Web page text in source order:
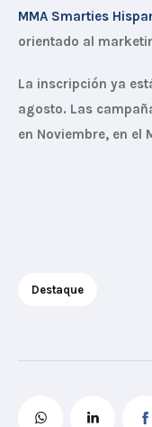
MMA Smarties
orientado al
La inscripción ya
agosto. Las
en Noviembre, en el
Destaque